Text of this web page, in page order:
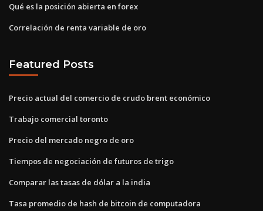
Qué es la posición abierta en forex
Correlación de renta variable de oro
Featured Posts
Precio actual del comercio de crudo brent económico
Trabajo comercial toronto
Precio del mercado negro de oro
Tiempos de negociación de futuros de trigo
Comparar las tasas de dólar a la india
Tasa promedio de hash de bitcoin de computadora